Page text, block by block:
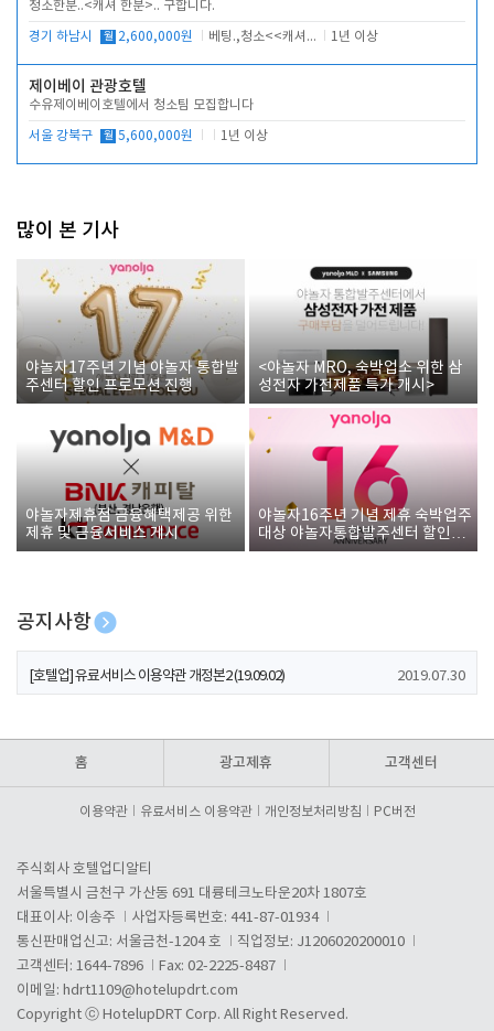
청소한분..<캐셔 한분>.. 구합니다.
경기 하남시 월 2,600,000원 베팅.,청소<<캐셔 모셔봅니다. 1년 이상
제이베이 관광호텔
수유제이베이호텔에서 청소팀 모집합니다
서울 강북구 월 5,600,000원 1년 이상
많이 본 기사
야놀자17주년 기념 야놀자 통합발
주센터 할인 프로모션 진행
<야놀자 MRO, 숙박업소 위한 삼
성전자 가전제품 특가 개시>
야놀자제휴점 금융혜택제공 위한
제휴 및 금융서비스 게시
야놀자16주년 기념 제휴 숙박업주
대상 야놀자통합발주센터 할인쿠
폰 증정
공지사항
[호텔업] 개인정보 처리방침 개정본1 (19.09.02)
[호텔업] 유료서비스 이용약관 개정본2 (19.09.02) 2019.07.30
홈 광고제휴 고객센터
이용약관 유료서비스 이용약관 개인정보처리방침 PC버전
주식회사 호텔업디알티
서울특별시 금천구 가산동 691 대륭테크노타운20차 1807호
대표이사: 이송주
사업자등록번호: 441-87-01934
통신판매업신고: 서울금천-1204 호
직업정보: J1206020200010
고객센터: 1644-7896
Fax: 02-2225-8487
이메일: hdrt1109@hotelupdrt.com
Copyright ⓒ HotelupDRT Corp. All Right Reserved.